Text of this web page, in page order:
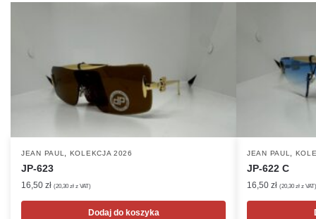
JEAN PAUL, KOLEKCJA 2026
JP-623
16,50 zł (20,30 zł z VAT)
Dodaj do koszyka
JEAN PAUL,
JP-622 C
16,50 zł (20,30 zł z VAT)